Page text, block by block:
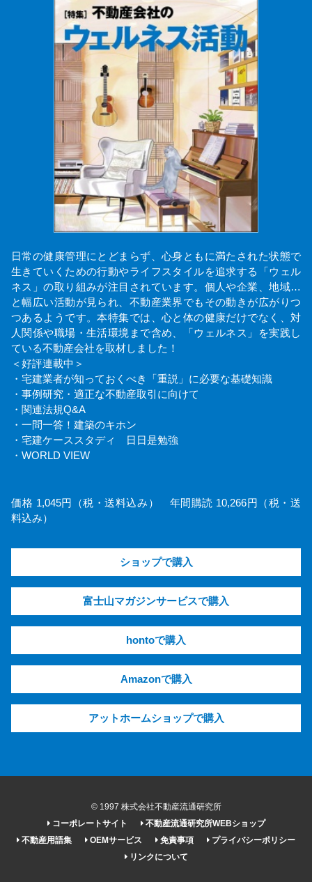
日常の健康管理にとどまらず、心身ともに満たされた状態で
生きていくための行動やライフスタイルを追求する「ウェル
ネス」の取り組みが注目されています。個人や企業、地域…
と幅広い活動が見られ、不動産業界でもその動きが広がりつ
つあるようです。本特集では、心と体の健康だけでなく、対
人関係や職場・生活環境まで含め、「ウェルネス」を実践し
ている不動産会社を取材しました！
＜好評連載中＞
・宅建業者が知っておくべき「重説」に必要な基礎知識
・事例研究・適正な不動産取引に向けて
・関連法規Q&A
・一問一答！建築のキホン
・宅建ケーススタディ 日日是勉強
・WORLD VIEW
価格 1,045円（税・送料込み） 年間購読 10,266円（税・送
料込み）
ショップで購入
富士山マガジンサービスで購入
hontoで購入
Amazonで購入
アットホームショップで購入
© 1997 株式会社不動産流通研究所
コーポレートサイト
不動産流通研究所WEBショップ
不動産用語集
OEMサービス 免責事項
プライバシーポリシー
リンクについて